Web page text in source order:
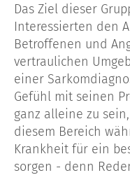
Das Ziel dieser
Interessierten den
Betroffenen und
vertraulichen
einer
Gefühl mit seinen
ganz alleine zu
diesem Bereich
Krankheit für ein
sorgen - denn